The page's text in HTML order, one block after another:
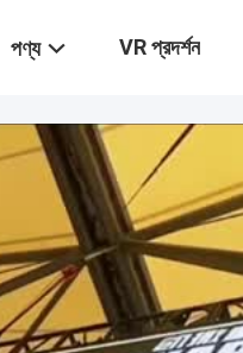
পণ্য VR প্রদর্শন